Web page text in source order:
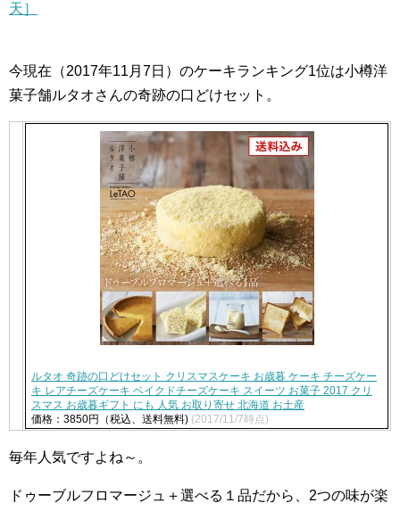
天］
今現在（2017年11月7日）のケーキランキング1位は小樽洋
菓子舗ルタオさんの奇跡の口どけセット。
ルタオ 奇跡の口どけセット クリスマスケーキ お歳暮 ケーキ チーズケー
キ レアチーズケーキ ベイクドチーズケーキ スイーツ お菓子 2017 クリ
スマス お歳暮ギフト にも 人気 お取り寄せ 北海道 お土産
価格：3850円（税込、送料無料) (2017/11/7時点)
毎年人気ですよね～。
ドゥーブルフロマージュ＋選べる１品だから、2つの味が楽